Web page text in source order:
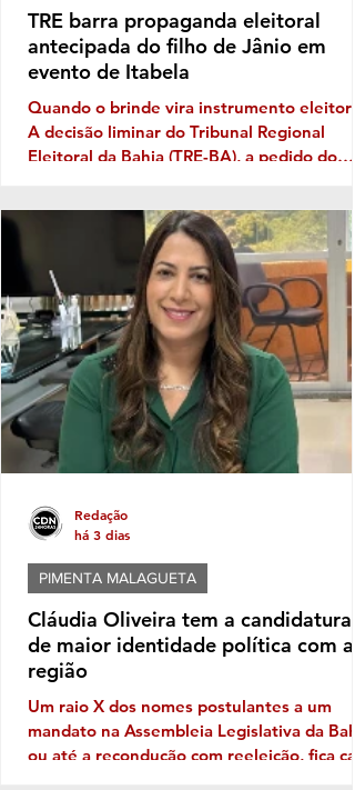
TRE barra propaganda eleitoral
antecipada do filho de Jânio em
evento de Itabela
Quando o brinde vira instrumento eleitoral
A decisão liminar do Tribunal Regional
Eleitoral da Bahia (TRE-BA), a pedido do
à discussão uma prática que costuma
aparecer no período pré-eleitoral: a
tentativa de transformar eventos
em vitrines para promoção de nomes que
pretendem disputar as eleições. No caso
Itabela, segundo o Ministério Público
Eleitoral, a distribuição de bonés
personalizados com o nome de Jânio Natal
Cláudia Oliveira tem a candidatura
de maior identidade política com a
região
Um raio X dos nomes postulantes a um
mandato na Assembleia Legislativa da
ou até a recondução com reeleição, fica
PIMENTA MALAGUETA
Redação
há 3 dias